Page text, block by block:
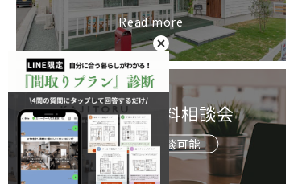
Read more
お家づくり無料相談会
オンライン相談可能